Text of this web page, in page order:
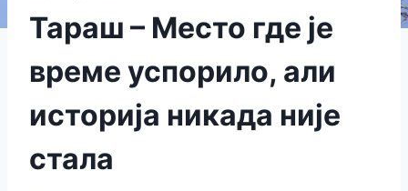
Тараш – Место где је
време успорило, али
историја никада није
стала